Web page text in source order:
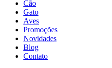
Cão
Gato
Aves
Promoções
Novidades
Blog
Contato